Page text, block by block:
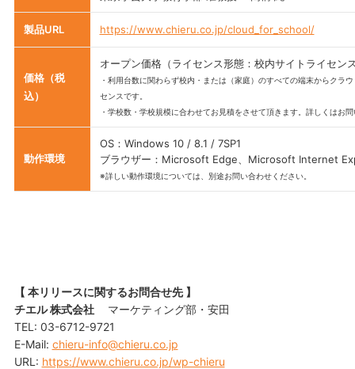
製品URL https://www.chieru.co.jp/cloud_for_school/
価格（税
込）
オープン価格（ライセンス形態：校内サイトライセン
・利用台数に関わらず校内・または（家庭）のすべての端末からクラ
センスです。
・学校数・学校規模に合わせてお見積をさせて頂きます。詳しくはお
動作環境
OS：Windows 10 / 8.1 / 7SP1
ブラウザー：Microsoft Edge、Microsoft Internet
※詳しい動作環境については、別途お問い合わせください。
【 本リリースに関するお問合せ先 】
チエル 株式会社 マーケティング部・安田
TEL: 03-6712-9721
E-Mail: chieru-info@chieru.co.jp
URL: https://www.chieru.co.jp/wp-chieru